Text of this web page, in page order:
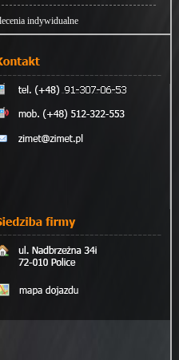
indywidualne